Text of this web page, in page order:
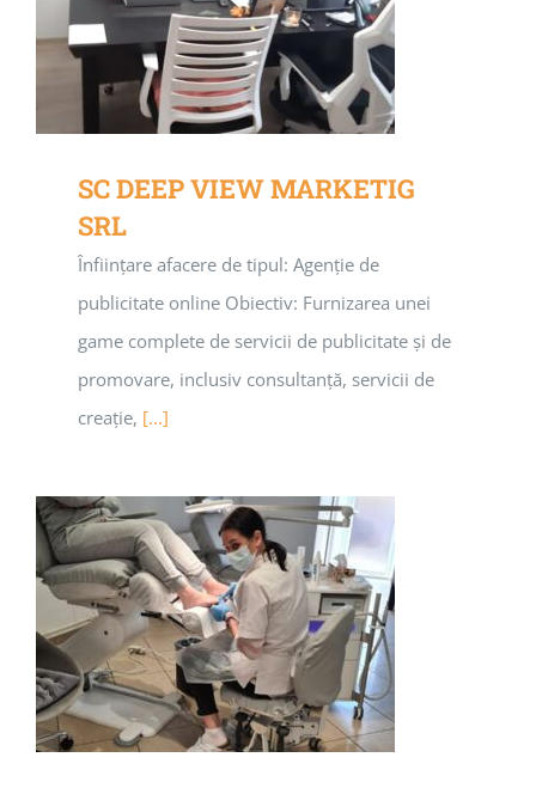
SC DEEP VIEW MARKETIG
SRL
Înființare afacere de tipul: Agenție de
publicitate online Obiectiv: Furnizarea unei
game complete de servicii de publicitate și de
promovare, inclusiv consultanță, servicii de
creație, [...]